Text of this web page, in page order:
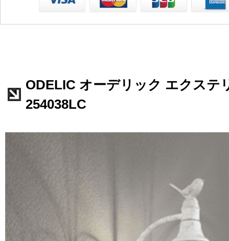
ODELIC オーデリック エクステ
254038LC